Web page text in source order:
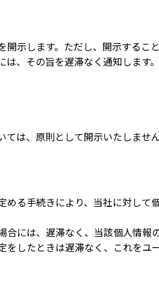
示します。ただし、開示するこ
、その旨を遅滞なく通知します
は、原則として開示いたしません
る手続きにより、当社に対して
には、遅滞なく、当該個人情報
したときは遅滞なく、これをユ